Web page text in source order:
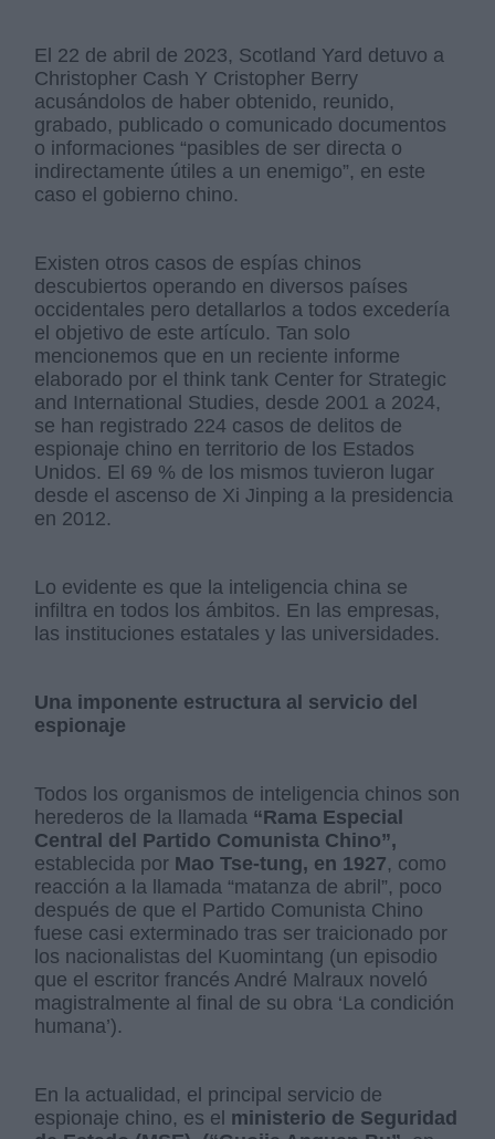
El 22 de abril de 2023, Scotland Yard detuvo a
Christopher Cash Y Cristopher Berry
acusándolos de haber obtenido, reunido,
grabado, publicado o comunicado documentos
o informaciones “pasibles de ser directa o
indirectamente útiles a un enemigo”, en este
caso el gobierno chino.
Existen otros casos de espías chinos
descubiertos operando en diversos países
occidentales pero detallarlos a todos excedería
el objetivo de este artículo. Tan solo
mencionemos que en un reciente informe
elaborado por el think tank Center for Strategic
and International Studies, desde 2001 a 2024,
se han registrado 224 casos de delitos de
espionaje chino en territorio de los Estados
Unidos. El 69 % de los mismos tuvieron lugar
desde el ascenso de Xi Jinping a la presidencia
en 2012.
Lo evidente es que la inteligencia china se
infiltra en todos los ámbitos. En las empresas,
las instituciones estatales y las universidades.
Una imponente estructura al servicio del
espionaje
Todos los organismos de inteligencia chinos son
herederos de la llamada “Rama Especial
Central del Partido Comunista Chino”,
establecida por Mao Tse-tung, en 1927, como
reacción a la llamada “matanza de abril”, poco
después de que el Partido Comunista Chino
fuese casi exterminado tras ser traicionado por
los nacionalistas del Kuomintang (un episodio
que el escritor francés André Malraux noveló
magistralmente al final de su obra ‘La condición
humana’).
En la actualidad, el principal servicio de
espionaje chino, es el ministerio de Seguridad